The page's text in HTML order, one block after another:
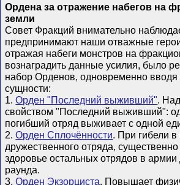
Ордена за отражение набегов на
земли
Совет Фракций внимательно
предпринимают наши отважные
отражая набеги монстров на
вознаградить данные усилия, было
набор Орденов, одновременно вводя
сущности:
1.Орден "Последний выживший".
свойством "Последний выживший":
погибший отряд выживает с одной
2.Орден Сплочённости. При гибели
дружественного отряда,
здоровье остальных отрядов в армии
раунда.
3.Орден Экзорциста. Повышает